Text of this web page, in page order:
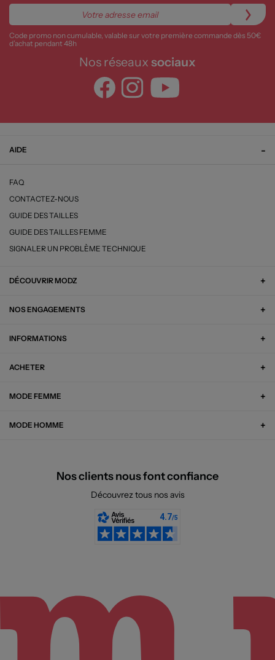
Code promo non cumulable, valable sur votre première commande dès 50€
d’achat pendant 48h
Nos réseaux sociaux
AIDE
FAQ
CONTACTEZ-NOUS
GUIDE DES TAILLES
GUIDE DES TAILLES FEMME
SIGNALER UN PROBLÈME TECHNIQUE
DÉCOUVRIR MODZ
NOS ENGAGEMENTS
INFORMATIONS
ACHETER
MODE FEMME
MODE HOMME
Nos clients nous font confiance
Découvrez tous nos avis